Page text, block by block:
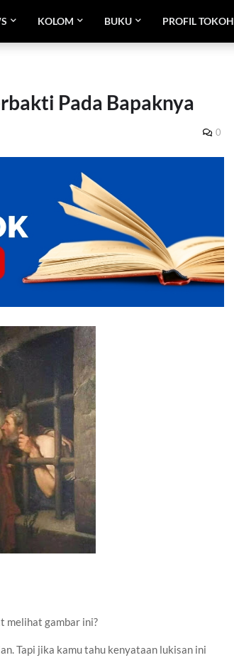
KOLOM BUKU PROFIL TOKOH
Pada Bapaknya
0
melihat gambar ini?
Tapi jika kamu tahu kenyataan lukisan ini